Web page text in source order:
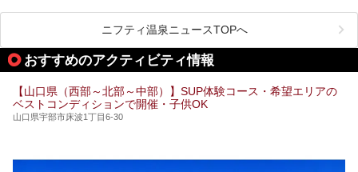
総工費はなんと約42億円。温泉だけでなく、交流できる施
設として整備され、まさに“温泉のテーマパーク”のようなス
ポットです。今回は、その魅力を3つの注目ポイントに分け
てご紹介します。
ニフティ温泉ニュースTOPへ
おすすめのアクティビティ情報
【山口県（西部～北部～中部）】SUP体験コース・希望エリアの
ベストコンディションで開催・子供OK
山口県宇部市床波1丁目6-30